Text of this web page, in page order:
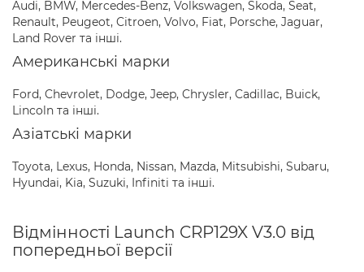
Audi, BMW, Mercedes-Benz, Volkswagen, Skoda, Seat,
Renault, Peugeot, Citroen, Volvo, Fiat, Porsche, Jaguar,
Land Rover та інші.
Американські марки
Ford, Chevrolet, Dodge, Jeep, Chrysler, Cadillac, Buick,
Lincoln та інші.
Азіатські марки
Toyota, Lexus, Honda, Nissan, Mazda, Mitsubishi, Subaru,
Hyundai, Kia, Suzuki, Infiniti та інші.
Відмінності Launch CRP129X V3.0 від
попередньої версії